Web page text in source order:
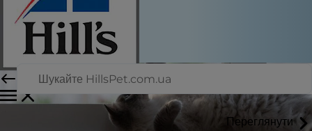
Переглянути
Штатний автор
|
Грудень 18, 2023